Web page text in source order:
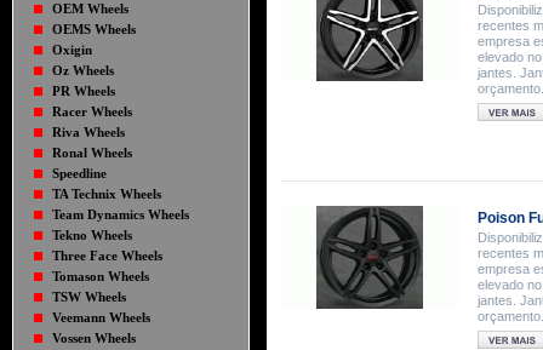
OEM Wheels
OEMS Wheels
Oxigin
Oz Wheels
PR Wheels
Racer Wheels
Riva Wheels
Ronal Wheels
Speedline
TA Technix Wheels
Team Dynamics Wheels
Tekno Wheels
Three Face Wheels
Tomason Wheels
TSW Wheels
Veemann Wheels
Vossen Wheels
recentes
empresa
elevado
jantes.
orçamento.
Poison
recentes
empresa
elevado
jantes.
orçamento.